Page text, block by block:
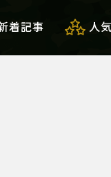
着記事 人